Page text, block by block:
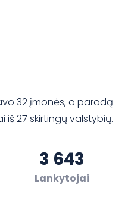
32 įmonės, o parodą
iš 27 skirtingų valstybių.
3 643
Lankytojai